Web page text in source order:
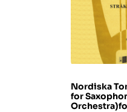
Nordiska
for